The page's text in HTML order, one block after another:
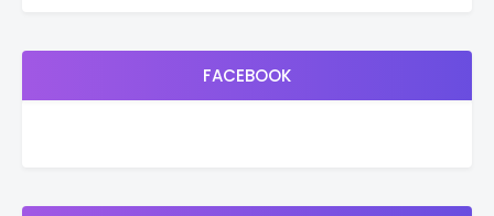
FACEBOOK